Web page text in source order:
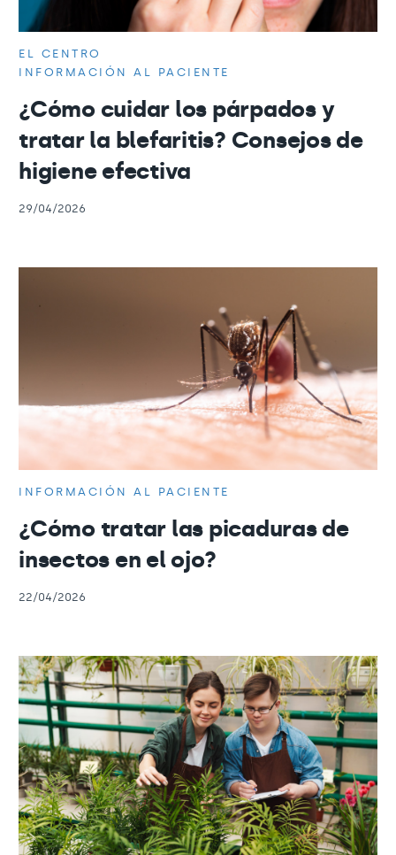
EL CENTRO
INFORMACIÓN AL PACIENTE
¿Cómo cuidar los párpados y
tratar la blefaritis? Consejos de
higiene efectiva
29/04/2026
INFORMACIÓN AL PACIENTE
¿Cómo tratar las picaduras de
insectos en el ojo?
22/04/2026